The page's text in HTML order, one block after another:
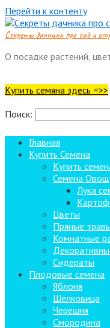
Перейти к контенту
Cекреты дачника про сад и
О посадке растений,
Купить семяна здесь =>>
Поиск:
Главная
Купить Семена
Купить
Семена
Лука
Цветы
Пряные
Комнатные
Сидераты
Плодовые семена
Яблоня
Шелковица
Черешня
Смородина